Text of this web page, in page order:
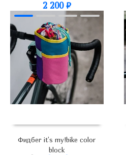
2 200 ₽
Фидбег it’s my!bike color
block